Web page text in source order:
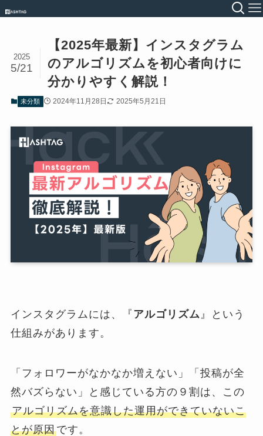
【2025年最新】インスタグラム
のアルゴリズムを初心者向けに
分かりやすく解説！
2025
5/21
未分類 2024年11月28日 2025年5月21日
インスタグラムには、『 アルゴリズム』という
仕組みがあります。
「フォロワーがなかなか増えない」「投稿が全
然バズらない」と感じている方の９割は、この
アルゴリズムを意識した運用ができていないこ
とが原因です。